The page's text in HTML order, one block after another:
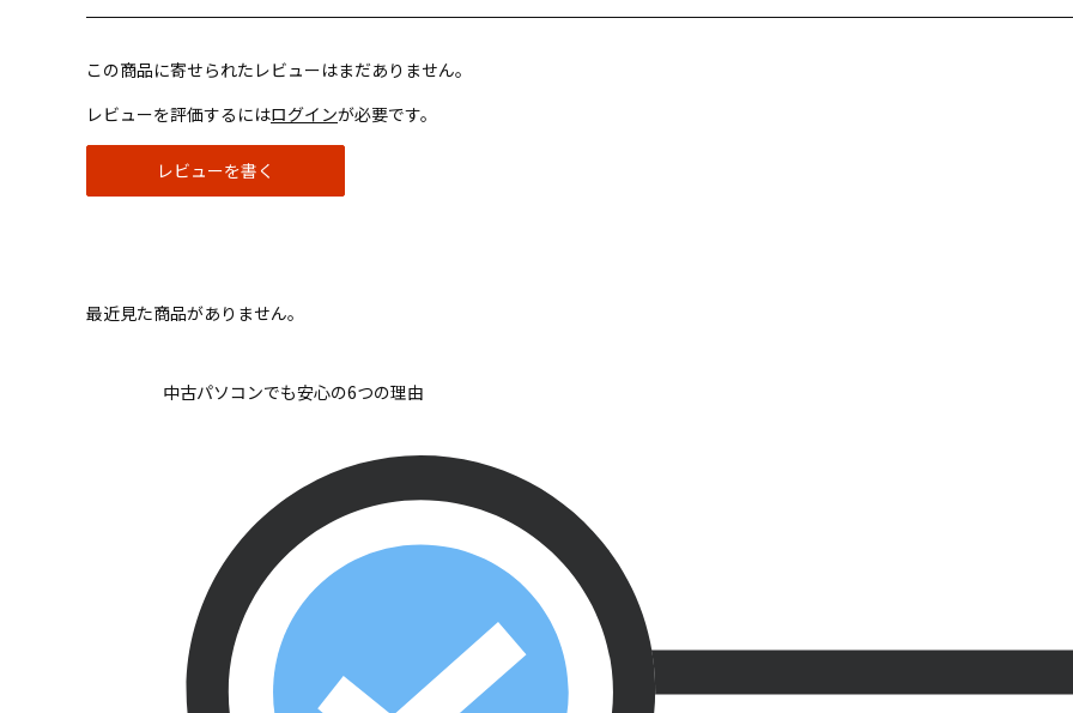
この商品に寄せられたレビューはまだありません。
レビューを評価するにはログインが必要です。
レビューを書く
最近見た商品がありません。
中古パソコンでも安心の6つの理由